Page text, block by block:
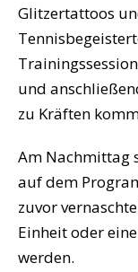
Glitzertattoos
und
zu Kräften
Am Nachmittag
auf dem
zuvor
Einheit oder
werden.